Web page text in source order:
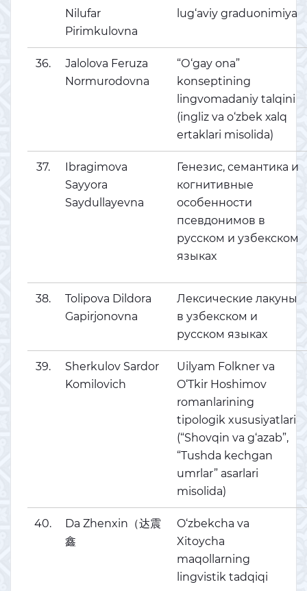
Nilufar
Pirimkulovna
lug‘aviy graduonimiya
36.
Јаlоlоvа Fеruzа
Nоrmurоdоvnа
“О‘gаy оnа”
kоnѕерtining
lingvоmаdаniy tаlqini
(ingliz vа о‘zbеk хаlq
еrtаklаri miѕоlidа)
37.
Ibragimova
Sayyora
Saydullayevna
Генезис, семантика и
когнитивные
особенности
псевдонимов в
русском и узбекском
языках
38.
Tolipova Dildora
Gapirjonovna
Лексические лакуны
в узбекском и
русском языках
39.
Sherkulov Sardor
Komilovich
Uilyam Folkner va
O‘Tkir Hoshimov
romanlarining
tipologik xususiyatlari
(“Shovqin va g‘azab”,
“Tushda kechgan
umrlar” asarlari
misolida)
40.
Da Zhenxin（达震
鑫
O‘zbekcha va
Xitoycha
maqollarning
lingvistik tadqiqi